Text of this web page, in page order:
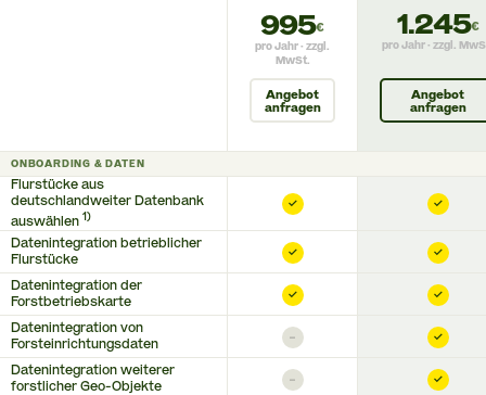
995€
pro Jahr · zzgl.
MwSt.
Angebot
anfragen
1.245€
pro Jahr · zzgl.
Angebot
anfragen
ONBOARDING & DATEN
Flurstücke aus
deutschlandweiter Datenbank
auswählen 1)
✓ ✓
Datenintegration betrieblicher
Flurstücke
✓ ✓
Datenintegration der
Forstbetriebskarte
✓ ✓
Datenintegration von
Forsteinrichtungsdaten
– ✓
Datenintegration weiterer
forstlicher Geo-Objekte
– ✓